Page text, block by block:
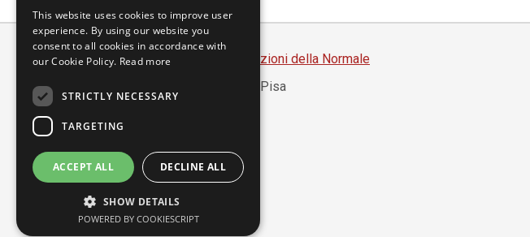
Scuola Normale Superiore
Edizioni della Normale
Piazza dei Cavalieri, 7 - 56126 Pisa
Partita IVA 00420000507
segreteria.annali@sns.it
Accessibilità
Privacy
This website uses cookies to improve user
experience. By using our website you
consent to all cookies in accordance with
our Cookie Policy. Read more
STRICTLY NECESSARY
TARGETING
ACCEPT ALL DECLINE ALL
SHOW DETAILS
POWERED BY COOKIESCRIPT